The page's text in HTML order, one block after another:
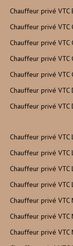
Chauffeur privé VTC
Chauffeur privé VTC
Chauffeur privé VTC
Chauffeur privé VTC
Chauffeur privé VTC
Chauffeur privé VTC
Chauffeur privé VTC
Chauffeur privé
Chauffeur privé VTC
Chauffeur privé VTC
Chauffeur privé VTC
Chauffeur privé VTC
Chauffeur privé VTC
Chauffeur privé VTC